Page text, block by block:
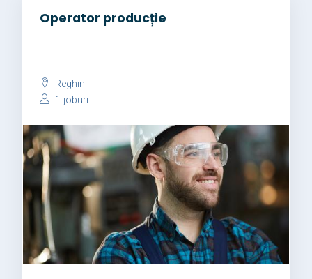
Operator producție
Reghin
1 joburi